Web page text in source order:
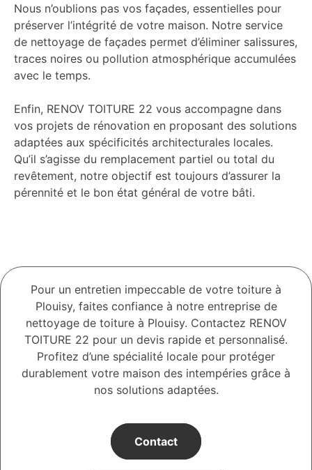
Nous n’oublions pas vos façades, essentielles pour
préserver l’intégrité de votre maison. Notre service
de nettoyage de façades permet d’éliminer salissures,
traces noires ou pollution atmosphérique accumulées
avec le temps.
Enfin, RENOV TOITURE 22 vous accompagne dans
vos projets de rénovation en proposant des solutions
adaptées aux spécificités architecturales locales.
Qu’il s’agisse du remplacement partiel ou total du
revêtement, notre objectif est toujours d’assurer la
pérennité et le bon état général de votre bâti.
Pour un entretien impeccable de votre toiture à
Plouisy, faites confiance à notre entreprise de
nettoyage de toiture à Plouisy. Contactez RENOV
TOITURE 22 pour un devis rapide et personnalisé.
Profitez d’une spécialité locale pour protéger
durablement votre maison des intempéries grâce à
nos solutions adaptées.
Contact